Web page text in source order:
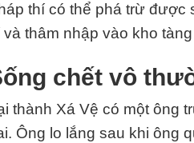
thí có thể phá trừ được
và thâm nhập vào kho
chết vô
thành Xá Vệ có một ông
Ông lo lắng sau khi ông